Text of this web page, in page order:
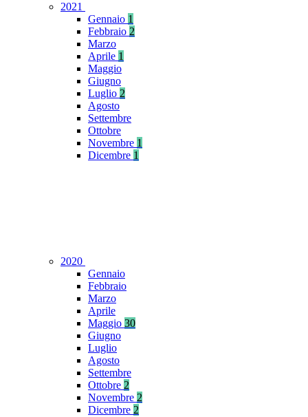
2021
Gennaio 1
Febbraio 2
Marzo
Aprile 1
Maggio
Giugno
Luglio 2
Agosto
Settembre
Ottobre
Novembre 1
Dicembre 1
2020
Gennaio
Febbraio
Marzo
Aprile
Maggio 30
Giugno
Luglio
Agosto
Settembre
Ottobre 2
Novembre 2
Dicembre 2